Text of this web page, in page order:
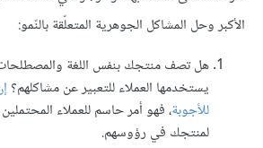
الأكبر وحل المشاكل الجوهرية المتعلّقة بالنّمو:
هل تصف منتجك بنفس اللغة
يستخدمها العملاء للتعبير عن مشاكلهم؟
للأجوبة، فهو أمر حاسم للعملاء
لمنتجك في رؤوسهم.